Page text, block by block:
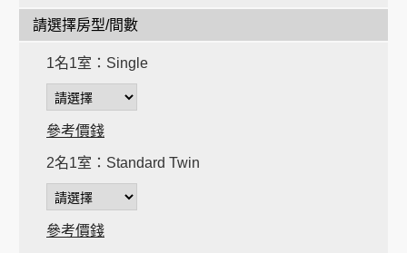
請選擇房型/間數
1名1室：Single
參考價錢
2名1室：Standard Twin
參考價錢